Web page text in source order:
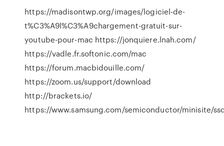
https://madisontwp.org/images/logiciel-de-
t%C3%A9l%C3%A9chargement-gratuit-sur-
youtube-pour-mac https://jonquiere.lnah.com/
https://vadle.fr.softonic.com/mac
https://forum.macbidouille.com/
https://zoom.us/support/download
http://brackets.io/
https://www.samsung.com/semiconductor/minisite/